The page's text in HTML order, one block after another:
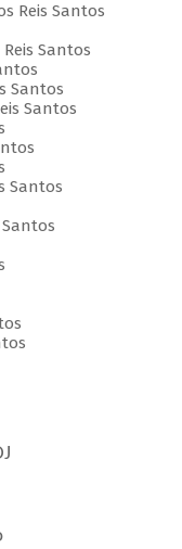
Reis Santos
Santos
Santos
Santos
Santos
Santos